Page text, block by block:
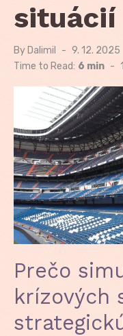
situácií
By Dalimil
Posted
on
9. 12. 2025
Time to Read: 6 min -
Prečo
krízových